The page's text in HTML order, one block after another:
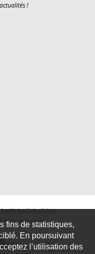
!
with IceCube2.Net
réservés
fins de statistiques,
En poursuivant
l’utilisation des